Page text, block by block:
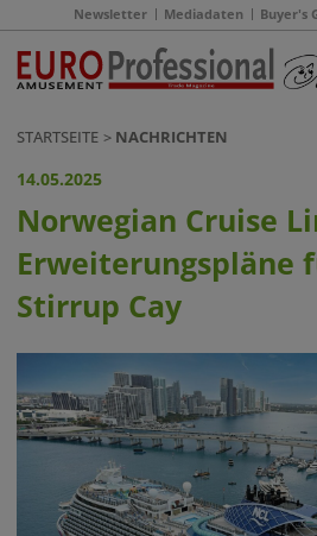
Newsletter Mediadaten Buyer's
STARTSEITE NACHRICHTEN
14.05.2025
Norwegian Cruise
Erweiterungspläne
Stirrup Cay